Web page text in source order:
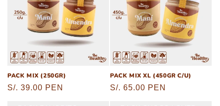
c
ó
n
:
PACK MIX (250GR)
Precio
S/. 39.00 PEN
PACK MIX XL (450GR C/U)
Precio
S/. 65.00 PEN